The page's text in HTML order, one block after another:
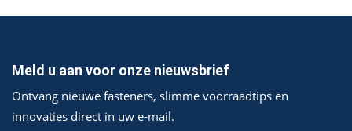
Meld u aan voor onze nieuwsbrief
Ontvang nieuwe fasteners, slimme voorraadtips en
innovaties direct in uw e‑mail.